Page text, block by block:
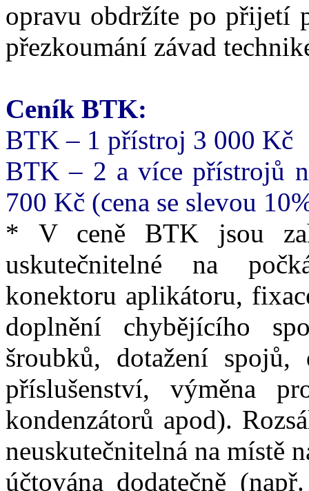
opravu obdržíte po přijetí
přezkoumání závad
Ceník BTK:
BTK – 1 přístroj 3 000 Kč
BTK – 2 a více přístrojů
700 Kč (cena se slevou
* V ceně BTK jsou
uskutečnitelné na
konektoru aplikátoru,
doplnění chybějícího
šroubků, dotažení
příslušenství, výměna
kondenzátorů apod).
neuskutečnitelná na místě
účtována dodatečně